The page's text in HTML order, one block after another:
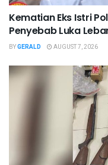
Kematian Eks Istri
Penyebab Luka
BYGERALD AUGUST 7, 2026